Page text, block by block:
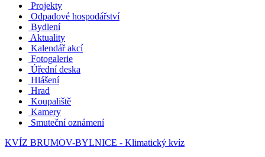
Projekty
Odpadové hospodářství
Bydlení
Aktuality
Kalendář akcí
Fotogalerie
Úřední deska
Hlášení
Hrad
Koupaliště
Kamery
Smuteční oznámení
KVÍZ BRUMOV-BYLNICE - Klimatický kvíz